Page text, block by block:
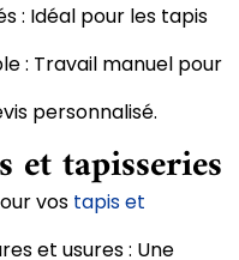
: Idéal pour les tapis
: Travail manuel pour
personnalisé.
et tapisseries
vos tapis et
et usures : Une